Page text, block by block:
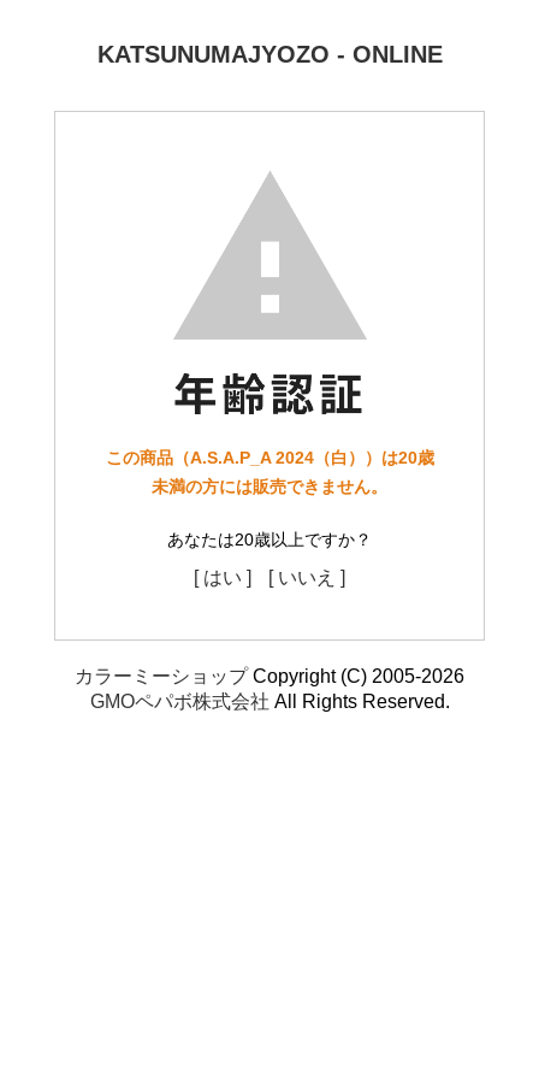
KATSUNUMAJYOZO - ONLINE
この商品（A.S.A.P_A 2024（白））は20歳
未満の方には販売できません。
あなたは20歳以上ですか？
[ はい ] [ いいえ ]
カラーミーショップCopyright (C) 2005-2026
GMOペパボ株式会社 All Rights Reserved.